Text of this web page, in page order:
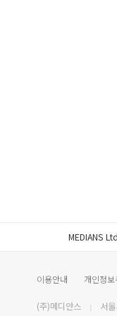
MEDIANS
이용안내 개인정보
(주)메디안스 서